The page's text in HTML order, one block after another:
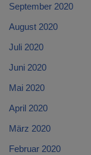
September 2020
August 2020
Juli 2020
Juni 2020
Mai 2020
April 2020
März 2020
Februar 2020